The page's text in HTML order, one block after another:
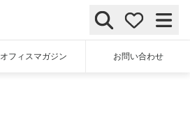
オフィスマガジン お問い合わせ